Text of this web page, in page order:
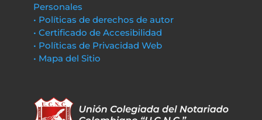
Personales
• Políticas de derechos de autor
• Certificado de Accesibilidad
• Políticas de Privacidad Web
• Mapa del Sitio